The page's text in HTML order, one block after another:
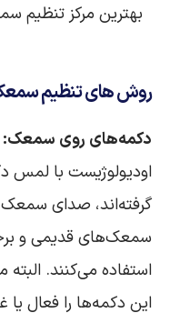
بهترین مرکز تنظیم
روش‌ هایتنظیم
دکمه‌های روی سمعک:
اودیولوژیست با لمس
گرفته‌اند، صدای سمعک
سمعک‌های قدیمی و
استفاده می‌کنند.
این دکمه‌ها را فعال یا